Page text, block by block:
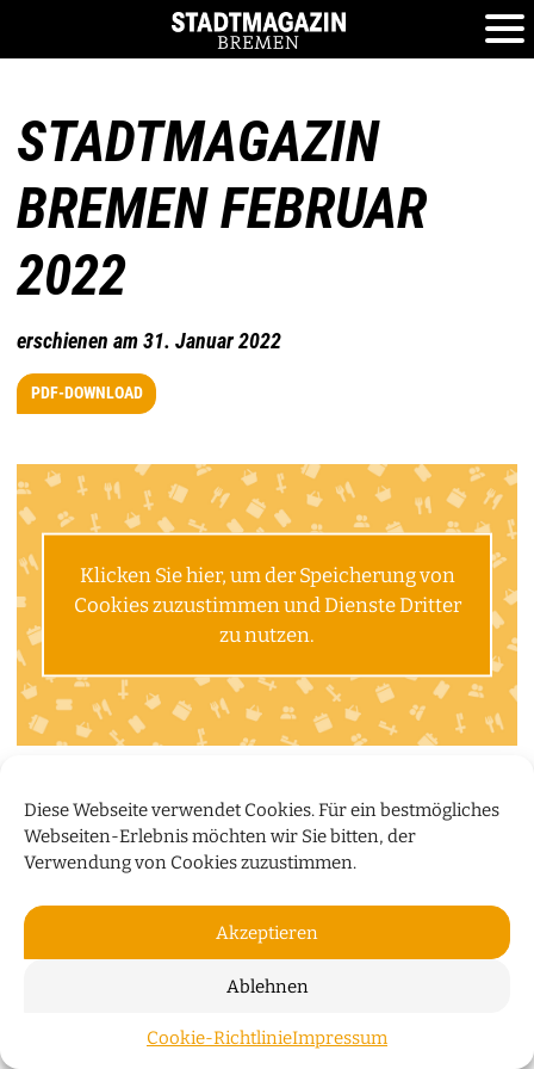
Diese Webseite verwendet Cookies. Für ein bestmögliches
Webseiten-Erlebnis möchten wir Sie bitten, der
Verwendung von Cookies zuzustimmen.
Akzeptieren
Ablehnen
Cookie-RichtlinieImpressum
STADTMAGAZIN
BREMEN FEBRUAR
2022
erschienen am 31. Januar 2022
PDF-DOWNLOAD
Klicken Sie hier, um der Speicherung von
Cookies zuzustimmen und Dienste Dritter
zu nutzen.